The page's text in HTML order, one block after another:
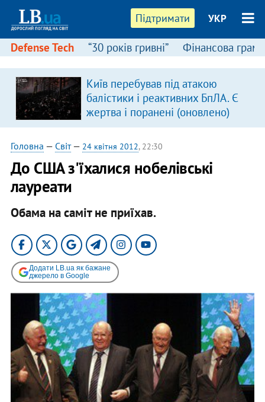
Підтримати УКР
Defense Tech “30 років гривні” Фінансова
Київ перебував під атакою
балістики і реактивних БпЛА. Є
жертва і поранені (оновлено)
Головна — Світ— 24 квітня 2012, 22:30
До США з'їхалися нобелівські
лауреати
Обама на саміт не приїхав.
Додати LB.ua як бажане
джерело в Google